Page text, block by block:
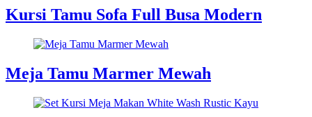
Kursi Tamu Sofa Full Busa Modern
Meja Tamu Marmer Mewah